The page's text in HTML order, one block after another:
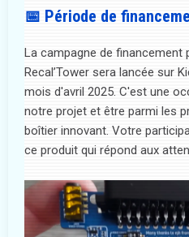
📅 Période de
La campagne de financement
Recal’Tower sera lancée sur
mois d'avril 2025. C'est une
notre projet et être parmi les
boîtier innovant. Votre
ce produit qui répond aux